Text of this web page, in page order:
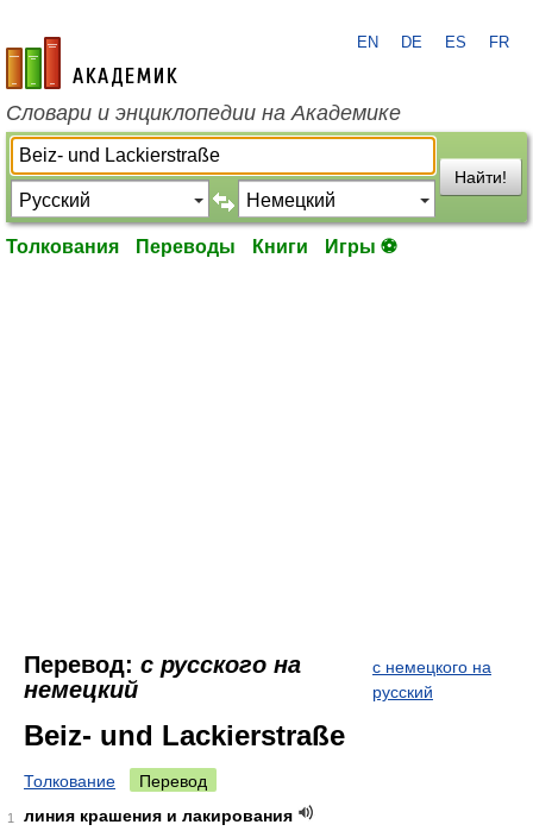
academic.ru
EN DE ES FR
Словари и энциклопедии на Академике
Найти!
Толкования Переводы Книги Игры ⚽
Перевод: с русского на
немецкий
с немецкого на
русский
Beiz- und Lackierstraße
Толкование Перевод
1
линия крашения и лакирования